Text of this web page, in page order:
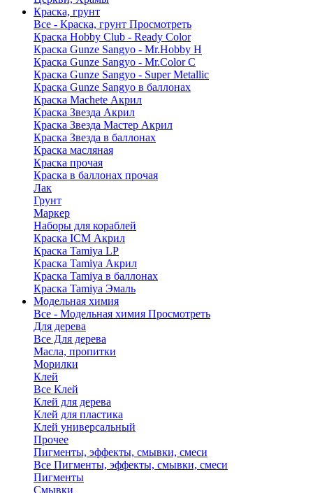
Краска, грунт
Все - Краска, грунт Просмотреть
Краска Hobby Club - Ready Color
Краска Gunze Sangyo - Mr.Hobby H
Краска Gunze Sangyo - Mr.Color C
Краска Gunze Sangyo - Super Metallic
Краска Gunze Sangyo в баллонах
Краска Machete Акрил
Краска Звезда Акрил
Краска Звезда Мастер Акрил
Краска Звезда в баллонах
Краска масляная
Краска прочая
Краска в баллонах прочая
Лак
Грунт
Маркер
Наборы для кораблей
Краска ICM Акрил
Краска Tamiya LP
Краска Tamiya Акрил
Краска Tamiya в баллонах
Краска Tamiya Эмаль
Модельная химия
Все - Модельная химия Просмотреть
Для дерева
Все Для дерева
Масла, пропитки
Морилки
Клей
Все Клей
Клей для дерева
Клей для пластика
Клей универсальный
Прочее
Пигменты, эффекты, смывки, смеси
Все Пигменты, эффекты, смывки, смеси
Пигменты
Смывки